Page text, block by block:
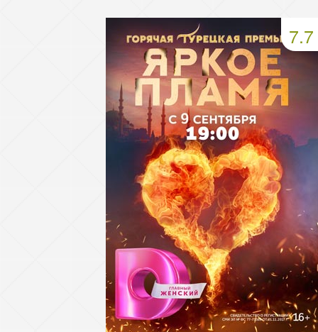
50 серия
51 серия
54 серия
55 серия
58 серия
59 серия
62 серия
63 серия
66 серия
67 серия
70 серия
71 серия
74 серия
75 серия
78 серия
79 серия
82 серия
83 серия
7.7